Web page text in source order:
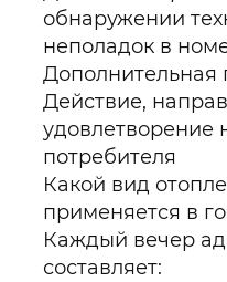
обнаружении
неполадок в
Дополнительная
Действие,
удовлетворение
потребителя
Какой вид
применяется в
Каждый вечер
составляет: